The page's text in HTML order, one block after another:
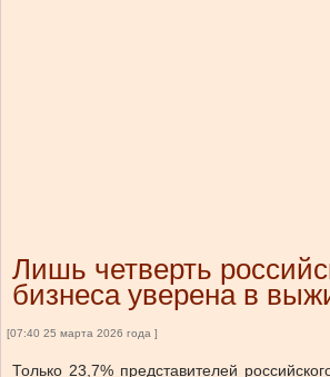
Лишь четверть
бизнеса уверена в
[07:40 25 марта 2026 года ]
Только 23,7% представителей